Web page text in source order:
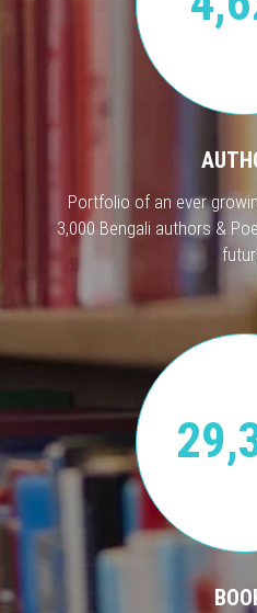
Portfolio of an ever
3,000 Bengali authors &